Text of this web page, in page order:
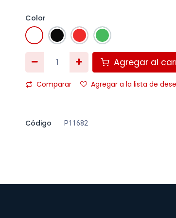
Color
Agregar al
Comparar Agregar a la lista de
Código P11682